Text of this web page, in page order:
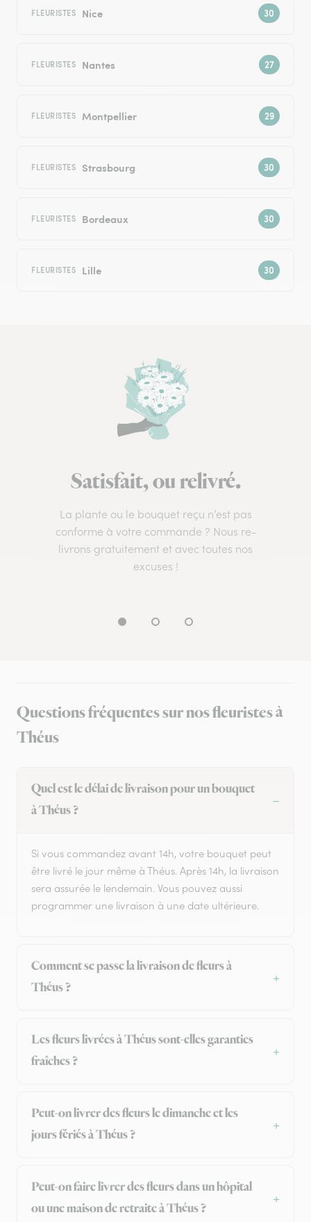
FLEURISTES Nice
FLEURISTES Nantes
FLEURISTES Montpellier
FLEURISTES Strasbourg
FLEURISTES Bordeaux
FLEURISTES Lille
Satisfait, ou relivré.
La plante ou le bouquet reçu n’est pas
conforme à votre commande ? Nous re-
livrons gratuitement et avec toutes nos
excuses !
Questions fréquentes sur nos fleuristes à
Théus
Quel est le délai de livraison pour un bouquet
à Théus ?
Si vous commandez avant 14h, votre bouquet peut
être livré le jour même à Théus. Après 14h, la livraison
sera assurée le lendemain. Vous pouvez aussi
programmer une livraison à une date ultérieure.
Comment se passe la livraison de fleurs à
Théus ?
Les fleurs livrées à Théus sont-elles garanties
fraîches ?
Peut-on livrer des fleurs le dimanche et les
jours fériés à Théus ?
Peut-on faire livrer des fleurs dans un hôpital
ou une maison de retraite à Théus ?